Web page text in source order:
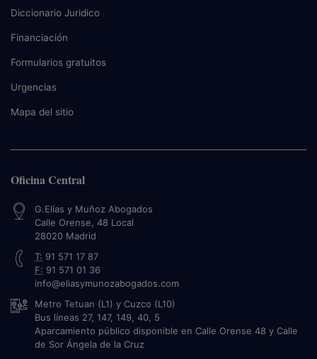
Diccionario Juridico
Financiación
Formularios gratuitos
Urgencias
Mapa del sitio
Oficina Central
G.Elías y Muñoz Abogados
Calle Orense, 48 Local
28020 Madrid
T: 91 571 17 87
F: 91 571 01 36
info@eliasymunozabogados.com
Metro Tetuan (L1) y Cuzco (L10)
Bus líneas 27, 147, 149, 40, 5
Aparcamiento público disponible en Calle Orense 48 y Calle
de Sor Ángela de la Cruz